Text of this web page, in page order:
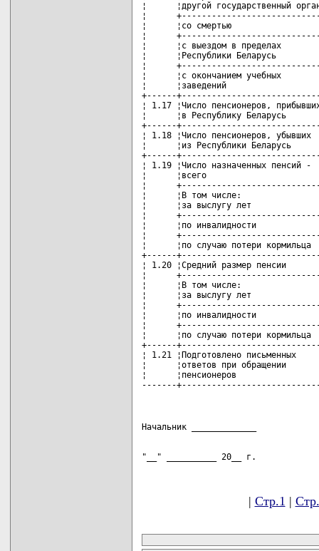
"__" __________ 20__ г.
| Стр.1 |